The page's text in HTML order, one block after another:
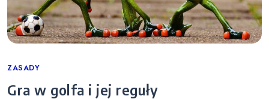
Categories
ZASADY
Gra w golfa i jej reguły